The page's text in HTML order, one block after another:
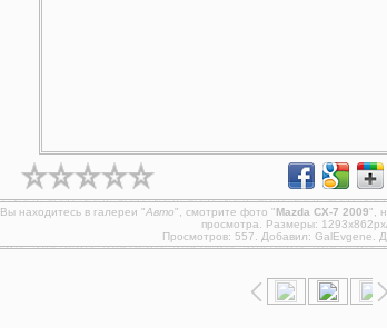
Вы находитесь в галереи "Авто", смотрите фото "Mazda CX-7 2009",
просмотра. Размеры:
Просмотров: 557. Добавил: GalEvgene .